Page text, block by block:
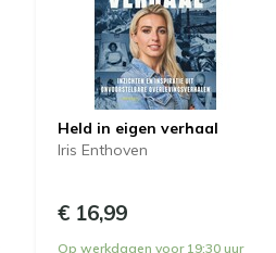
Held in eigen verhaal
Iris Enthoven
€ 16,99
Op werkdagen voor 19:30 uur